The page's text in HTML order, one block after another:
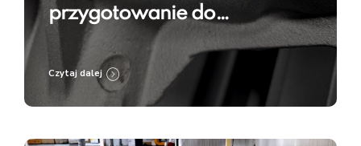
przygotowanie do
regeneracji i zabezpieczenia
Czytaj dalej